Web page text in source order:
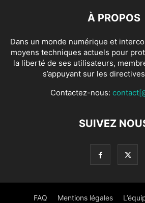
À PROPOS
Dans un monde numérique et
moyens techniques actuels pour
la liberté de ses utilisateurs,
s’appuyant sur les
Contactez-nous:
SUIVEZ
FAQ Mentions légales